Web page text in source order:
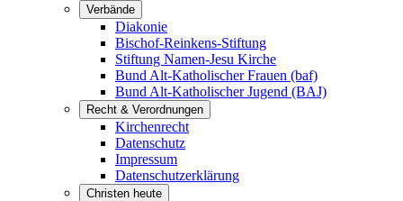
Verbände
Diakonie
Bischof-Reinkens-Stiftung
Stiftung Namen-Jesu Kirche
Bund Alt-Katholischer Frauen (baf)
Bund Alt-Katholischer Jugend (BAJ)
Recht & Verordnungen
Kirchenrecht
Datenschutz
Impressum
Datenschutzerklärung
Christen heute